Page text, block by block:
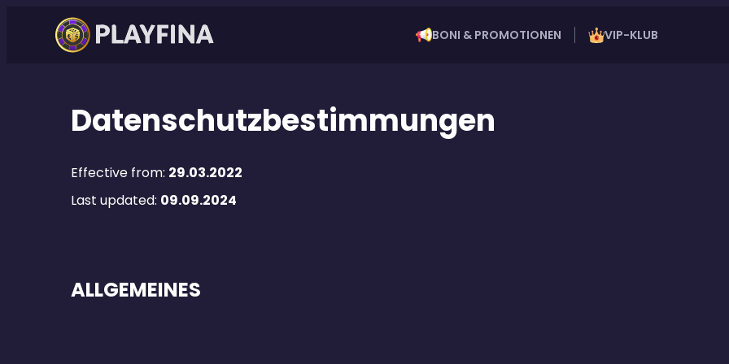
BONI & PROMOTIONEN VIP-KLUB
Datenschutzbestimmungen
Effective from: 29.03.2022
Last updated: 09.09.2024
ALLGEMEINES